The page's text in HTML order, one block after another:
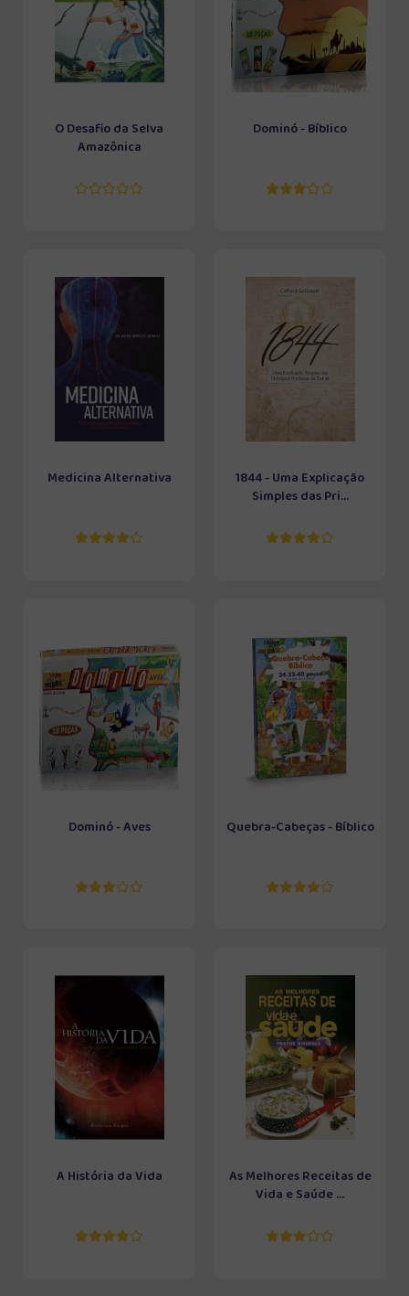
O Desafio da Selva
Amazônica
Dominó - Bíblico
Medicina Alternativa
1844 - Uma Explicação
Simples das Pri...
Dominó - Aves Quebra-Cabeças - Bíblico
A História da Vida
As Melhores Receitas de
Vida e Saúde ...